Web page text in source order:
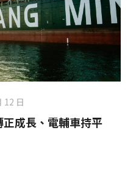
12 日
成長、電輔車持平